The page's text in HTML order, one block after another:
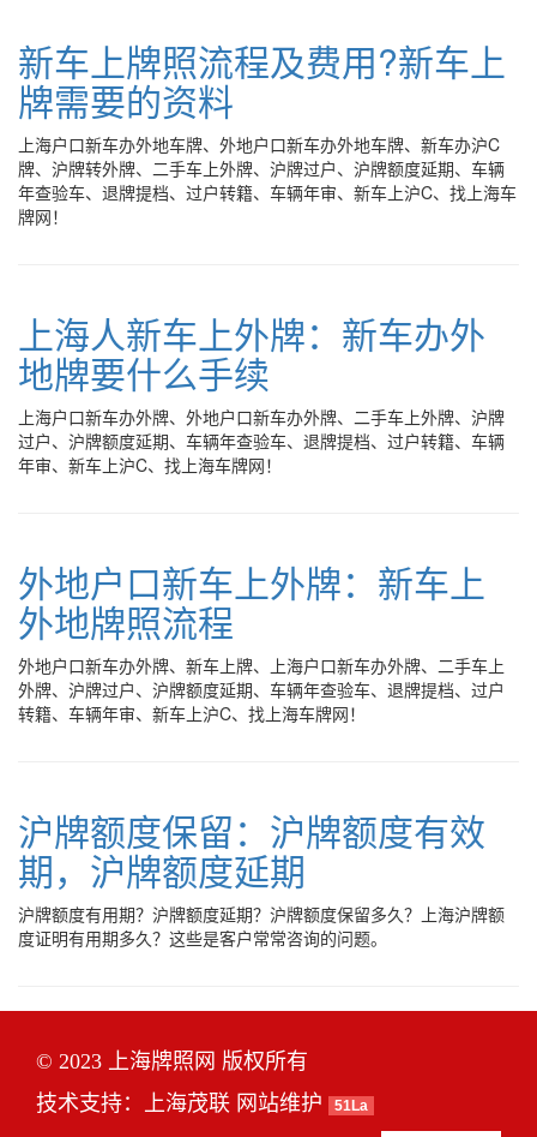
新车上牌照流程及费用?新车上
牌需要的资料
上海户口新车办外地车牌、外地户口新车办外地车牌、新车办沪C
牌、沪牌转外牌、二手车上外牌、沪牌过户、沪牌额度延期、车辆
年查验车、退牌提档、过户转籍、车辆年审、新车上沪C、找上海车
牌网！
上海人新车上外牌：新车办外
地牌要什么手续
上海户口新车办外牌、外地户口新车办外牌、二手车上外牌、沪牌
过户、沪牌额度延期、车辆年查验车、退牌提档、过户转籍、车辆
年审、新车上沪C、找上海车牌网！
外地户口新车上外牌：新车上
外地牌照流程
外地户口新车办外牌、新车上牌、上海户口新车办外牌、二手车上
外牌、沪牌过户、沪牌额度延期、车辆年查验车、退牌提档、过户
转籍、车辆年审、新车上沪C、找上海车牌网！
沪牌额度保留：沪牌额度有效
期，沪牌额度延期
沪牌额度有用期？沪牌额度延期？沪牌额度保留多久？上海沪牌额
度证明有用期多久？这些是客户常常咨询的问题。
© 2023 上海牌照网 版权所有
技术支持： 上海茂联 网站维护 51La